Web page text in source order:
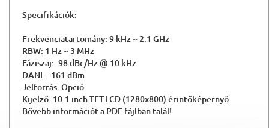
Specifikációk:
Frekvenciatartomány: 9 kHz ~ 2.1 GHz
RBW: 1 Hz ~ 3 MHz
Fáziszaj: -98 dBc/Hz @ 10 kHz
DANL: -161 dBm
Jelforrás: Opció
Kijelző: 10.1 inch TFT LCD (1280x800) érintőképernyő
Bővebb információt a PDF fájlban talál!